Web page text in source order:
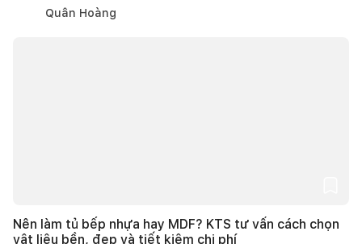
Quân Hoàng
Nên làm tủ bếp nhựa hay MDF? KTS tư vấn cách chọn
vật liệu bền, đẹp và tiết kiệm chi phí